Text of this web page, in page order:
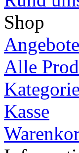
Shop
Angebote
Alle
Kasse